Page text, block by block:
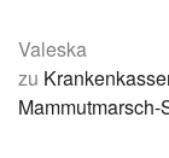
Valeska
zu